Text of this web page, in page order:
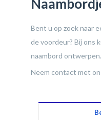
Bent u op zoek naar
de voordeur? Bij ons
naambord ontwerpen.
Neem contact met